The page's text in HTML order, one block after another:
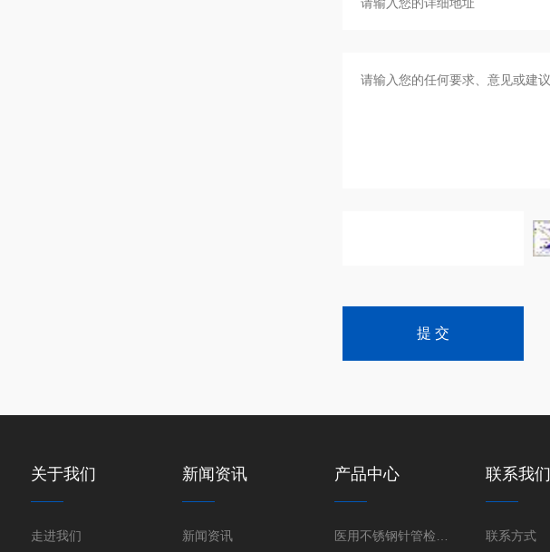
关于我们
走进我们
新闻资讯
新闻资讯
产品中心 联系我们
联系方式